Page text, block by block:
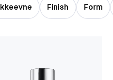
Finish Form